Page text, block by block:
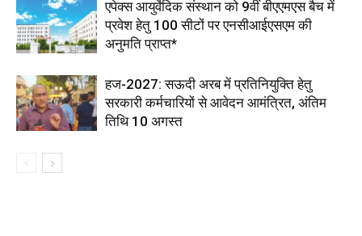
एपेक्स आयुर्वेदिक संस्थान को 9वीं बीएएमएस बैच में
प्रवेश हेतु 100 सीटों पर एनसीआईएसएम की
अनुमति प्राप्त*
हज-2027: सऊदी अरब में प्रतिनियुक्ति हेतु
सरकारी कर्मचारियों से आवेदन आमंत्रित, अंतिम
तिथि 10 अगस्त